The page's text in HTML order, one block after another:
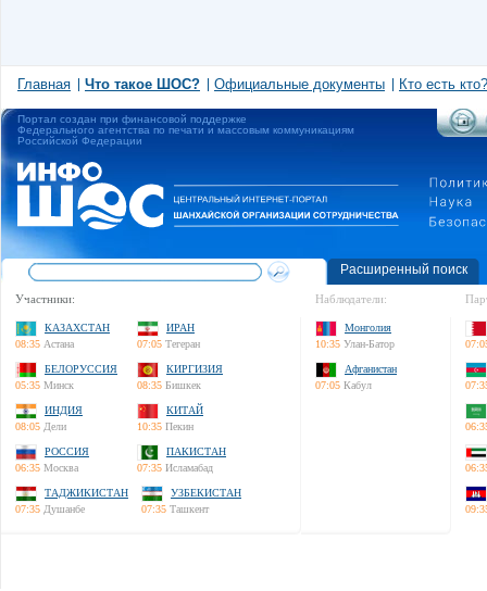
Главная Что такое ШОС? Официальные документы Кто есть кто?
Портал создан при финансовой поддержке
Федерального агентства по печати и массовым коммуникациям
Российской Федерации
Расширенный поиск
Участники:
КАЗАХСТАН
08:35 Астана
ИРАН
07:05 Тегеран
БЕЛОРУССИЯ
05:35 Минск
КИРГИЗИЯ
08:35 Бишкек
ИНДИЯ
08:05 Дели
КИТАЙ
10:35 Пекин
РОССИЯ
06:35 Москва
ПАКИСТАН
07:35 Исламабад
ТАДЖИКИСТАН
07:35 Душанбе
УЗБЕКИСТАН
07:35 Ташкент
Наблюдатели:
Монголия
10:35 Улан-Батор
Афганистан
07:05 Кабул